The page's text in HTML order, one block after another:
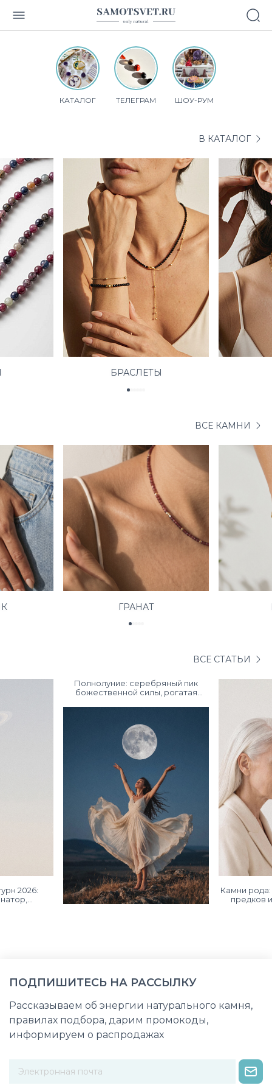
КАТАЛОГ ТЕЛЕГРАМ ШОУ-РУМ
В КАТАЛОГ
БРАСЛЕТЫ
ВСЕ КАМНИ
ГРАНАТ
2026:
Полнолуние: серебряный пик
божественной силы, рогатая
Камни рода:
предков
ВСЕ СТАТЬИ
ПОДПИШИТЕСЬ НА РАССЫЛКУ
Рассказываем об энергии натурального камня,
правилах подбора, дарим промокоды,
информируем о распродажах